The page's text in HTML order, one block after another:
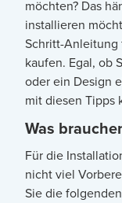
möchten? Das
installieren
Schritt-Anleitung
kaufen. Egal, ob
oder ein Design
mit diesen Tipps
Was
Für die
nicht viel
Sie die